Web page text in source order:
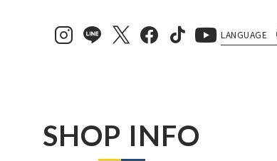
LANGUAGE
SHOP INFO